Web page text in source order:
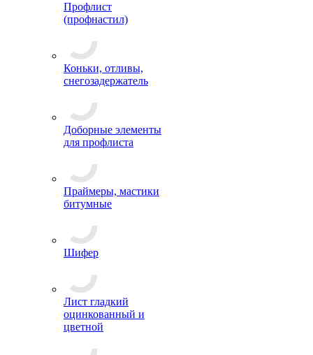
Профлист
(профнастил)
Коньки, отливы,
снегозадержатель
Доборные элементы
для профлиста
Праймеры, мастики
битумные
Шифер
Лист гладкий
оцинкованный и
цветной